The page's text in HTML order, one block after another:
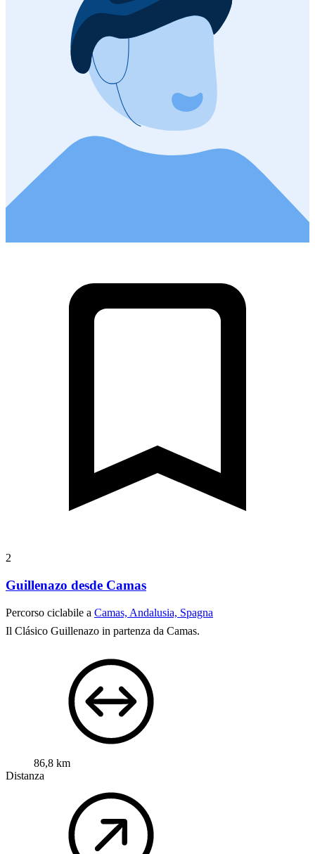
2
Guillenazo desde Camas
Percorso ciclabile a Camas, Andalusia, Spagna
Il Clásico Guillenazo in partenza da Camas.
86,8 km
Distanza